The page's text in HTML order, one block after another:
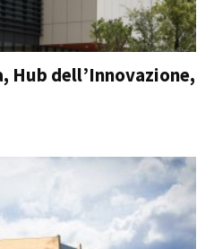
Hub dell’Innovazione,